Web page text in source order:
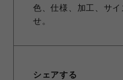
色、仕様、加工、サ
せ。
シェアする